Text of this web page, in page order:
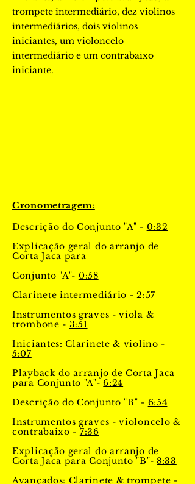
trompete intermediário, dez violinos
intermediários, dois violinos
iniciantes, um violoncelo
intermediário e um contrabaixo
iniciante.
Cronometragem:
Descrição do Conjunto "A" - 0:32
Explicação geral do arranjo de
Corta Jaca para
Conjunto "A"- 0:58
Clarinete intermediário -2:57
Instrumentos graves - viola &
trombone - 3:51
Iniciantes: Clarinete & violino -
5:07
Playback do arranjo de Corta Jaca
para Conjunto "A"-6:24
Descrição do Conjunto "B" - 6:54
Instrumentos graves - violoncelo &
contrabaixo - 7:36
Explicação geral do arranjo de
Corta Jaca para Conjunto "B"- 8:33
Avançados: Clarinete & trompete -